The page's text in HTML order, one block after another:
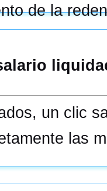
de la
consumo,
un clic
las